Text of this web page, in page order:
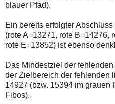
blauer Pfad).
Ein bereits erfolgter
(rote A=13271, rote B=14276,
rote E=13852) ist ebenso
Das Mindestziel der
der Zielbereich der fehlenden
14927 (bzw. 15394 im grauen
Fibos).